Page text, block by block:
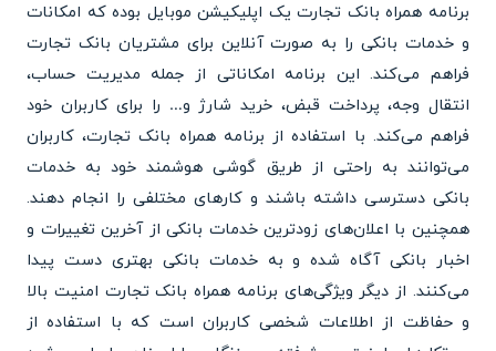
برنامه همراه بانک تجارت یک اپلیکیشن موبایل بوده که امکانات
و خدمات بانکی را به صورت آنلاین برای مشتریان بانک تجارت
فراهم می‌کند. این برنامه امکاناتی از جمله مدیریت حساب،
انتقال وجه، پرداخت قبض، خرید شارژ و… را برای کاربران خود
فراهم می‌کند. با استفاده از برنامه همراه بانک تجارت، کاربران
می‌توانند به راحتی از طریق گوشی هوشمند خود به خدمات
بانکی دسترسی داشته باشند و کارهای مختلفی را انجام دهند.
همچنین با اعلان‌های زودترین خدمات بانکی از آخرین تغییرات و
اخبار بانکی آگاه شده و به خدمات بانکی بهتری دست پیدا
می‌کنند. از دیگر ویژگی‌های برنامه همراه بانک تجارت امنیت بالا
و حفاظت از اطلاعات شخصی کاربران است که با استفاده از